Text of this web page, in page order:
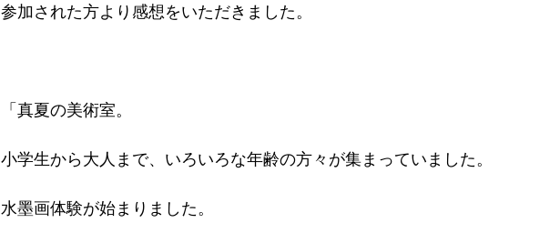
参加された方より感想をいただきました。
「真夏の美術室。
小学生から大人まで、いろいろな年齢の方々が集まっていました。
水墨画体験が始まりました。